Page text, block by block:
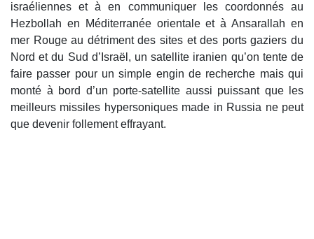
israéliennes et à en communiquer les coordonnés au
Hezbollah en Méditerranée orientale et à Ansarallah en
mer Rouge au détriment des sites et des ports gaziers du
Nord et du Sud d’Israël, un satellite iranien qu’on tente de
faire passer pour un simple engin de recherche mais qui
monté à bord d’un porte-satellite aussi puissant que les
meilleurs missiles hypersoniques made in Russia ne peut
que devenir follement effrayant.